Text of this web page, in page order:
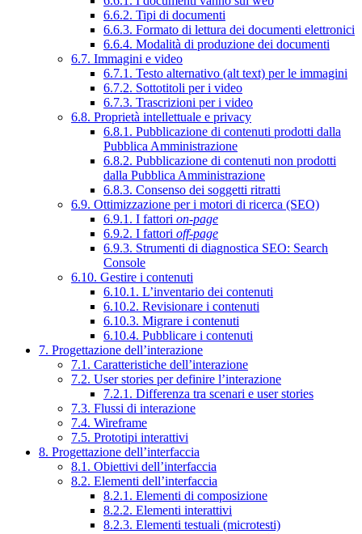
6.6.2. Tipi di documenti
6.6.3. Formato di lettura dei documenti elettronici
6.6.4. Modalità di produzione dei documenti
6.7. Immagini e video
6.7.1. Testo alternativo (alt text) per le immagini
6.7.2. Sottotitoli per i video
6.7.3. Trascrizioni per i video
6.8. Proprietà intellettuale e privacy
6.8.1. Pubblicazione di contenuti prodotti dalla
Pubblica Amministrazione
6.8.2. Pubblicazione di contenuti non prodotti
dalla Pubblica Amministrazione
6.8.3. Consenso dei soggetti ritratti
6.9. Ottimizzazione per i motori di ricerca (SEO)
6.9.1. I fattori on-page
6.9.2. I fattori off-page
6.9.3. Strumenti di diagnostica SEO: Search
Console
6.10. Gestire i contenuti
6.10.1. L’inventario dei contenuti
6.10.2. Revisionare i contenuti
6.10.3. Migrare i contenuti
6.10.4. Pubblicare i contenuti
7. Progettazione dell’interazione
7.1. Caratteristiche dell’interazione
7.2. User stories per definire l’interazione
7.2.1. Differenza tra scenari e user stories
7.3. Flussi di interazione
7.4. Wireframe
7.5. Prototipi interattivi
8. Progettazione dell’interfaccia
8.1. Obiettivi dell’interfaccia
8.2. Elementi dell’interfaccia
8.2.1. Elementi di composizione
8.2.2. Elementi interattivi
8.2.3. Elementi testuali (microtesti)